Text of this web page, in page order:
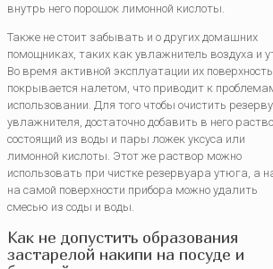
внутрь него порошок лимонной кислоты.
Также не стоит забывать и о других домашних
помощниках, таких как увлажнитель воздуха и
Во время активной эксплуатации их поверхность
покрывается налетом, что приводит к
использовании. Для того чтобы очистить
увлажнителя, достаточно добавить в него
состоящий из воды и пары ложек уксуса или
лимонной кислоты. Этот же раствор можно
использовать при чистке резервуара утюга, а
на самой поверхности прибора можно удалить
смесью из соды и воды.
Как не допустить образования
застарелой накипи на посуде и